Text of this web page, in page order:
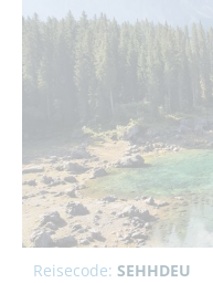
Reisecode: SEHHDEU